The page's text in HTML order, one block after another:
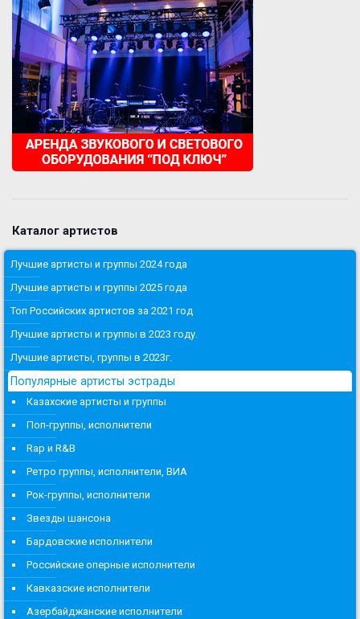
Каталог артистов
Лучшие артисты и группы 2024 года
Лучшие артисты и группы 2025 года
Топ Российских артистов за 2021 год
Лучшие артисты и группы в 2023 году.
Лучшие артисты, группы в 2023г.
Популярные артисты эстрады
Казахские артисты и группы
Поп-группы, исполнители
Rap и R&B
Ретро группы, исполнители, ВИА
Рок-группы, исполнители
Звезды шансона
Бардовские исполнители
Российские оперные исполнители
Кавказские исполнители
Азербайджанские исполнители